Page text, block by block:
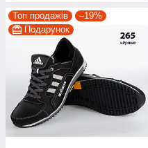
Топ продажів
–19%
Подарунок